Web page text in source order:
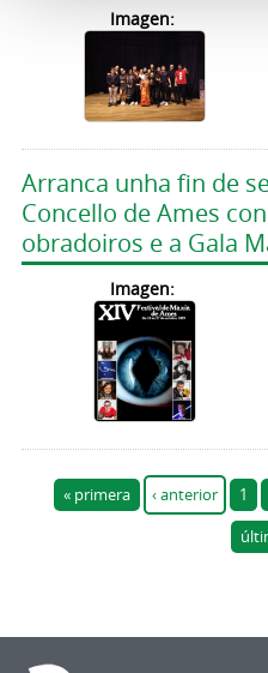
Imagen:
Arranca unha fin de
Concello de Ames
obradoiros e a Gala
Imagen:
« primera ‹ anterior 1